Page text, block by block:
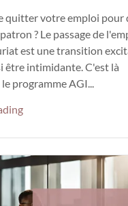
quitter votre emploi pour
? Le passage de
est une transition
être intimidante. C'est là
programme AGI...